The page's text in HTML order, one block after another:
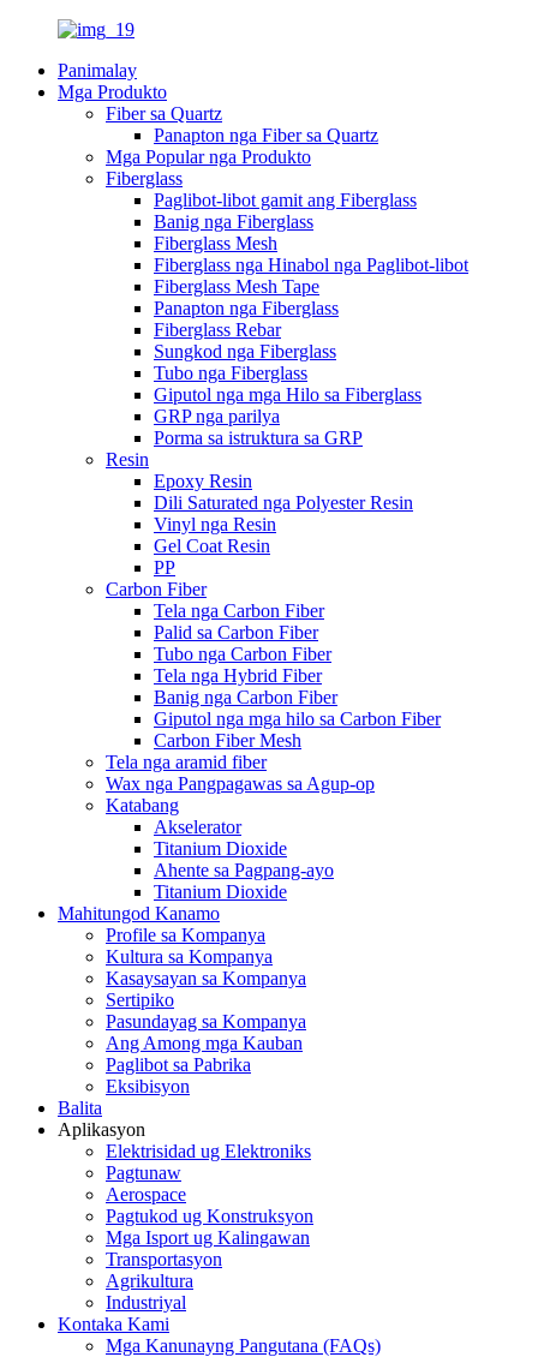
Panimalay
Mga Produkto
Fiber sa Quartz
Panapton nga Fiber sa Quartz
Mga Popular nga Produkto
Fiberglass
Paglibot-libot gamit ang Fiberglass
Banig nga Fiberglass
Fiberglass Mesh
Fiberglass nga Hinabol nga Paglibot-libot
Fiberglass Mesh Tape
Panapton nga Fiberglass
Fiberglass Rebar
Sungkod nga Fiberglass
Tubo nga Fiberglass
Giputol nga mga Hilo sa Fiberglass
GRP nga parilya
Porma sa istruktura sa GRP
Resin
Epoxy Resin
Dili Saturated nga Polyester Resin
Vinyl nga Resin
Gel Coat Resin
PP
Carbon Fiber
Tela nga Carbon Fiber
Palid sa Carbon Fiber
Tubo nga Carbon Fiber
Tela nga Hybrid Fiber
Banig nga Carbon Fiber
Giputol nga mga hilo sa Carbon Fiber
Carbon Fiber Mesh
Tela nga aramid fiber
Wax nga Pangpagawas sa Agup-op
Katabang
Akselerator
Titanium Dioxide
Ahente sa Pagpang-ayo
Titanium Dioxide
Mahitungod Kanamo
Profile sa Kompanya
Kultura sa Kompanya
Kasaysayan sa Kompanya
Sertipiko
Pasundayag sa Kompanya
Ang Among mga Kauban
Paglibot sa Pabrika
Eksibisyon
Balita
Aplikasyon
Elektrisidad ug Elektroniks
Pagtunaw
Aerospace
Pagtukod ug Konstruksyon
Mga Isport ug Kalingawan
Transportasyon
Agrikultura
Industriyal
Kontaka Kami
Mga Kanunayng Pangutana (FAQs)